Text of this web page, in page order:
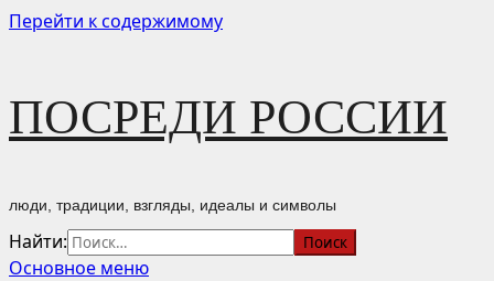
Перейти к содержимому
ПОСРЕДИ РОССИИ
люди, традиции, взгляды, идеалы и символы
Найти:
Основное меню